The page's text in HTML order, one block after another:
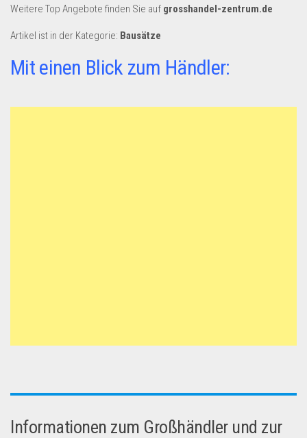
Dropshipping-Produkte
Amazon
Weitere Top Angebote finden Sie auf grosshandel-zentrum.de
Artikel ist in der Kategorie: Bausätze
Mit einen Blick zum Händler:
Informationen zum Großhändler und zur